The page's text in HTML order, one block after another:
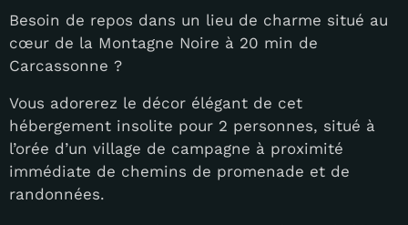
Besoin de repos dans un lieu de charme situé au
cœur de la Montagne Noire à 20 min de
Carcassonne ?
Vous adorerez le décor élégant de cet
hébergement insolite pour 2 personnes, situé à
l’orée d’un village de campagne à proximité
immédiate de chemins de promenade et de
randonnées.